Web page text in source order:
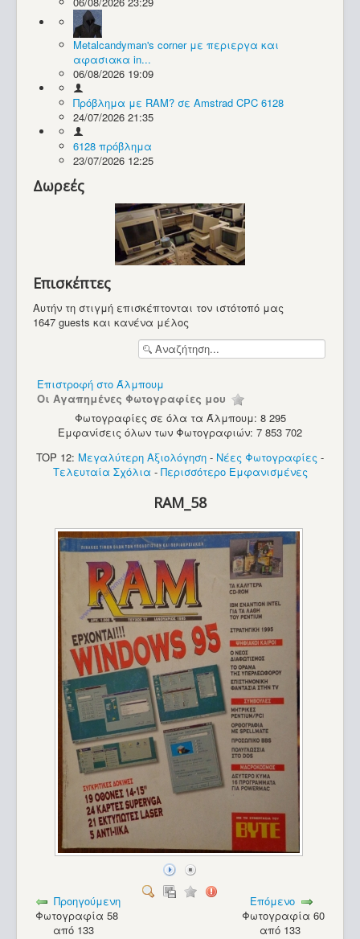
Υπολογιστές
Metalcandyman's corner με περιεργα και
αφασιακα in...
06/08/2026 19:09
Πρόβλημα με RAM? σε Amstrad CPC 6128
24/07/2026 21:35
6128 πρόβλημα
23/07/2026 12:25
Δωρεές
Επισκέπτες
Αυτήν τη στιγμή επισκέπτονται τον ιστότοπό μας
1647 guests και κανένα μέλος
Επιστροφή στο Άλμπουμ
Οι Αγαπημένες Φωτογραφίες μου
Φωτογραφίες σε όλα τα Άλμπουμ: 8 295
Εμφανίσεις όλων των Φωτογραφιών: 7 853 702
TOP 12: Μεγαλύτερη Αξιολόγηση - Νέες Φωτογραφίες -
Τελευταία Σχόλια - Περισσότερο Εμφανισμένες
RAM_58
Προηγούμενη
Φωτογραφία 58
από 133
Επόμενο
Φωτογραφία 60
από 133